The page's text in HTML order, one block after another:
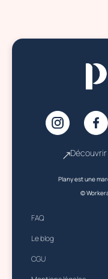
Plany est une
©
FAQ
Le blog
CGU